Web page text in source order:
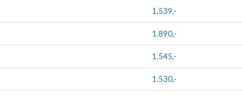
1.539,-
1.890,-
1.545,-
1.530,-